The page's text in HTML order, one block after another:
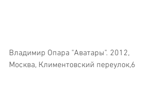
Владимир Опара "Аватары". 2012,
Москва, Климентовский переулок,6